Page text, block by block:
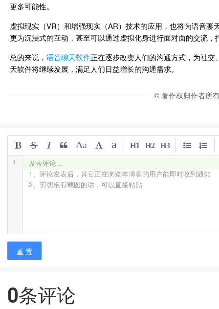
更多可能性。
虚拟现实（VR）和增强现实（AR）技术的应用，也将为语音
更为沉浸式的互动，甚至可以通过虚拟化身进行面对面的交流
总的来说， 语音聊天软件正在逐步改变人们的沟通方式，为社
天软件将继续发展，满足人们日益增长的沟通需求。
© 著作权归作者所
发表评论...
1、评论发表后，其它正在浏览本博客的用户能即时收到通知
2、剪切板有截图的话，可以直接粘贴
1
Aa a H1 H2 H3
重 置
0条评论